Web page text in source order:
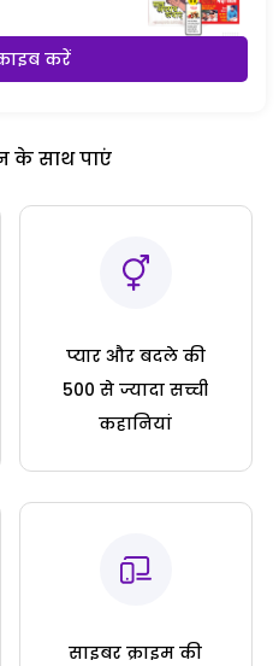
करें
के साथ पाएं
प्यार और बदले की
500 से ज्यादा सच्ची
कहानियां
साइबर क्राइम की